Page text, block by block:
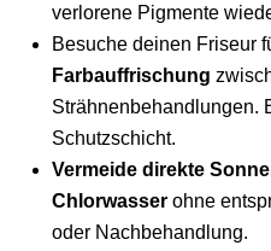
verlorene Pigmente
Besuche deinen Friseur
Farbauffrischung
Strähnenbehandlungen.
Schutzschicht.
Vermeide direkte
Chlorwasser ohne
oder Nachbehandlung.